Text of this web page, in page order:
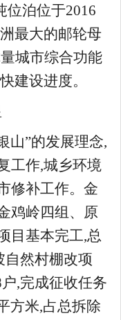
位泊位于2016
最大的邮轮母
城市综合功能
建设进度。
山”的发展理念,
工作,城乡环境
修补工作。金
鸡岭四组、原
目基本完工,总
自然村棚改项
,完成征收任务
方米,占总拆除